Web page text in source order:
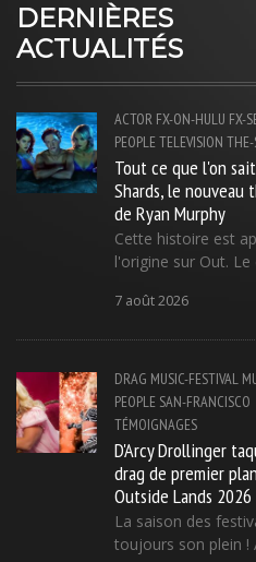
DERNIÈRES
ACTUALITÉS
ACTOR FX-ON-HULU FX-
PEOPLETELEVISION
Tout ce que l'on
Shards, le nouveau
de Ryan Murphy
Cette histoire est
l'origine sur Out. Le
7 août 2026
DRAG MUSIC-FESTIVAL
PEOPLE SAN-FRANCISCO
TÉMOIGNAGES
D'Arcy Drollinger
drag de premier
Outside Lands 2026
La saison des
toujours son plein !